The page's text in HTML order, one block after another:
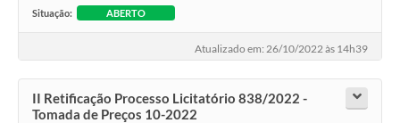
Situação: ABERTO
Atualizado em: 26/10/2022 às 14h39
II Retificação Processo Licitatório 838/2022 -
Tomada de Preços 10-2022